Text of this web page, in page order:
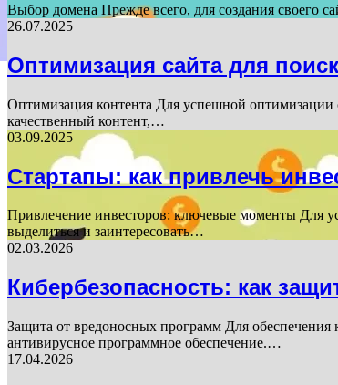
Выбор домена Прежде всего, для создания своего
26.07.2025
Оптимизация сайта для
Оптимизация контента Для успешной оптимизации
качественный контент,…
03.09.2025
Стартапы: как привлечь
Привлечение инвесторов: ключевые моменты Для
выделиться и заинтересовать…
02.03.2026
Кибербезопасность: как
Защита от вредоносных программ Для обеспечения
антивирусное программное обеспечение.…
17.04.2026